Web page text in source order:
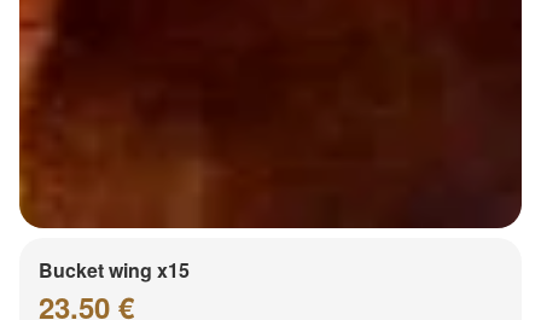
Bucket wing x15
23.50 €